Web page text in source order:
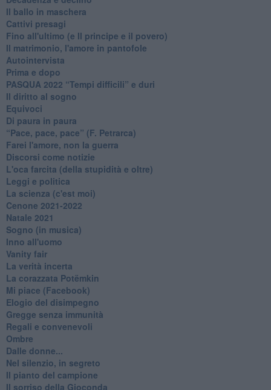
Il ballo in maschera
Cattivi presagi
Fino all'ultimo (e Il principe e il povero)
Il matrimonio, l'amore in pantofole
Autointervista
Prima e dopo
​PASQUA 2022 “Tempi difficili” e duri
Il diritto al sogno
Equivoci
Di paura in paura
​“Pace, pace, pace” (F. Petrarca)
Farei l'amore, non la guerra
Discorsi come notizie
L'oca farcita (della stupidità e oltre)
Leggi e politica
La scienza (c'est moi)
Cenone 2021-2022
Natale 2021
Sogno (in musica)
Inno all'uomo
Vanity fair
La verità incerta
La corazzata Potëmkin
Mi piace (Facebook)
Elogio del disimpegno
Gregge senza immunità
Regali e convenevoli
Ombre
Dalle donne...
Nel silenzio, in segreto
Il pianto del campione
Il sorriso della Gioconda